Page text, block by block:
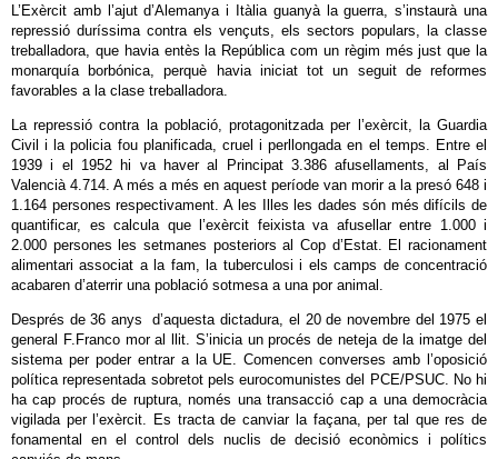
L’Exèrcit amb l’ajut d’Alemanya i Itàlia guanyà la guerra, s’instaurà una
repressió duríssima contra els vençuts, els sectors populars, la classe
treballadora, que havia entès la República com un règim més just que la
monarquía borbónica, perquè havia iniciat tot un seguit de reformes
favorables a la clase treballadora.
La repressió contra la població, protagonitzada per l’exèrcit, la Guardia
Civil i la policia fou planificada, cruel i perllongada en el temps. Entre el
1939 i el 1952 hi va haver al Principat 3.386 afusellaments, al País
Valencià 4.714. A més a més en aquest període van morir a la presó 648 i
1.164 persones respectivament. A les Illes les dades són més difícils de
quantificar, es calcula que l’exèrcit feixista va afusellar entre 1.000 i
2.000 persones les setmanes posteriors al Cop d’Estat. El racionament
alimentari associat a la fam, la tuberculosi i els camps de concentració
acabaren d’aterrir una població sotmesa a una por animal.
Després de 36 anys d’aquesta dictadura, el 20 de novembre del 1975 el
general F.Franco mor al llit. S’inicia un procés de neteja de la imatge del
sistema per poder entrar a la UE. Comencen converses amb l’oposició
política representada sobretot pels eurocomunistes del PCE/PSUC. No hi
ha cap procés de ruptura, només una transacció cap a una democràcia
vigilada per l’exèrcit. Es tracta de canviar la façana, per tal que res de
fonamental en el control dels nuclis de decisió econòmics i polítics